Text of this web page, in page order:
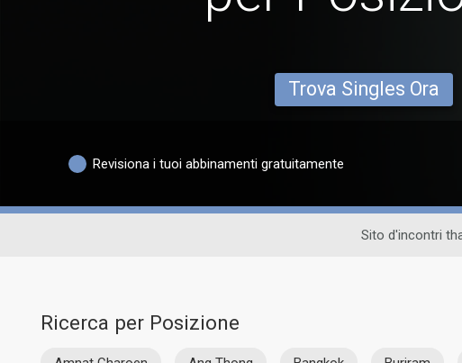
Trova Singles Ora
Revisiona i tuoi abbinamenti gratuitamente
Sito d'incontri
Ricerca per Posizione